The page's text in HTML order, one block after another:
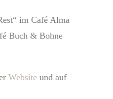
im Café Alma
Buch & Bohne
Website und auf